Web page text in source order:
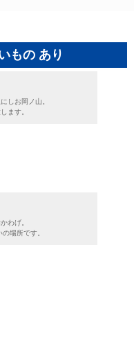
もの あり
しお岡ノ山。
ます。
わげ。
場所です。